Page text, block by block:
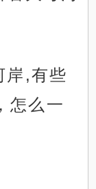
岸,有些
怎么一